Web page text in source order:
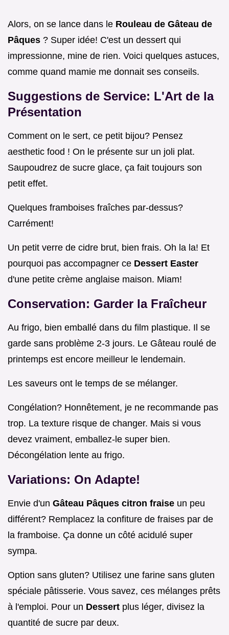
Alors, on se lance dans le Rouleau de Gâteau de
Pâques ? Super idée! C'est un dessert qui
impressionne, mine de rien. Voici quelques astuces,
comme quand mamie me donnait ses conseils.
Suggestions de Service: L'Art de la
Présentation
Comment on le sert, ce petit bijou? Pensez
aesthetic food ! On le présente sur un joli plat.
Saupoudrez de sucre glace, ça fait toujours son
petit effet.
Quelques framboises fraîches par-dessus?
Carrément!
Un petit verre de cidre brut, bien frais. Oh la la! Et
pourquoi pas accompagner ce Dessert Easter
d'une petite crème anglaise maison. Miam!
Conservation: Garder la Fraîcheur
Au frigo, bien emballé dans du film plastique. Il se
garde sans problème 2-3 jours. Le Gâteau roulé de
printemps est encore meilleur le lendemain.
Les saveurs ont le temps de se mélanger.
Congélation? Honnêtement, je ne recommande pas
trop. La texture risque de changer. Mais si vous
devez vraiment, emballez-le super bien.
Décongélation lente au frigo.
Variations: On Adapte!
Envie d'un Gâteau Pâques citron fraise un peu
différent? Remplacez la confiture de fraises par de
la framboise. Ça donne un côté acidulé super
sympa.
Option sans gluten? Utilisez une farine sans gluten
spéciale pâtisserie. Vous savez, ces mélanges prêts
à l'emploi. Pour un Dessert plus léger, divisez la
quantité de sucre par deux.